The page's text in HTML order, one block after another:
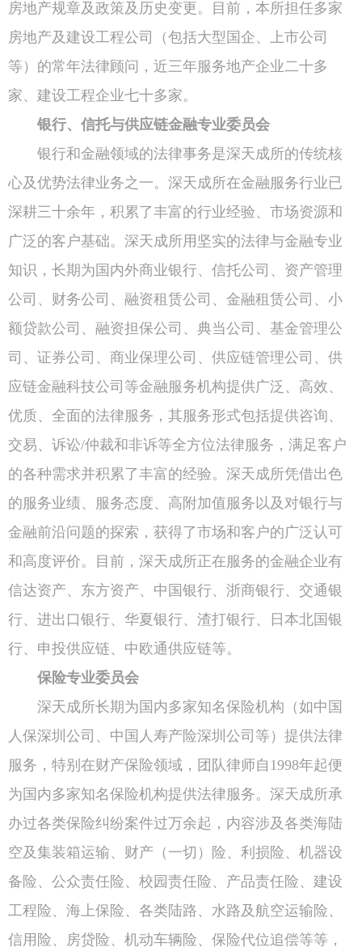
房地产规章及政策及历史变更。目前，本所担任多家
房地产及建设工程公司（包括大型国企、上市公司
等）的常年法律顾问，近三年服务地产企业二十多
家、建设工程企业七十多家。
银行、信托与供应链金融专业委员会
银行和金融领域的法律事务是深天成所的传统核
心及优势法律业务之一。深天成所在金融服务行业已
深耕三十余年，积累了丰富的行业经验、市场资源和
广泛的客户基础。深天成所用坚实的法律与金融专业
知识，长期为国内外商业银行、信托公司、资产管理
公司、财务公司、融资租赁公司、金融租赁公司、小
额贷款公司、融资担保公司、典当公司、基金管理公
司、证券公司、商业保理公司、供应链管理公司、供
应链金融科技公司等金融服务机构提供广泛、高效、
优质、全面的法律服务，其服务形式包括提供咨询、
交易、诉讼/仲裁和非诉等全方位法律服务，满足客户
的各种需求并积累了丰富的经验。深天成所凭借出色
的服务业绩、服务态度、高附加值服务以及对银行与
金融前沿问题的探索，获得了市场和客户的广泛认可
和高度评价。目前，深天成所正在服务的金融企业有
信达资产、东方资产、中国银行、浙商银行、交通银
行、进出口银行、华夏银行、渣打银行、日本北国银
行、申投供应链、中欧通供应链等。
保险专业委员会
深天成所长期为国内多家知名保险机构（如中国
人保深圳公司、中国人寿产险深圳公司等）提供法律
服务，特别在财产保险领域，团队律师自1998年起便
为国内多家知名保险机构提供法律服务。深天成所承
办过各类保险纠纷案件过万余起，内容涉及各类海陆
空及集装箱运输、财产（一切）险、利损险、机器设
备险、公众责任险、校园责任险、产品责任险、建设
工程险、海上保险、各类陆路、水路及航空运输险、
信用险、房贷险、机动车辆险、保险代位追偿等等，